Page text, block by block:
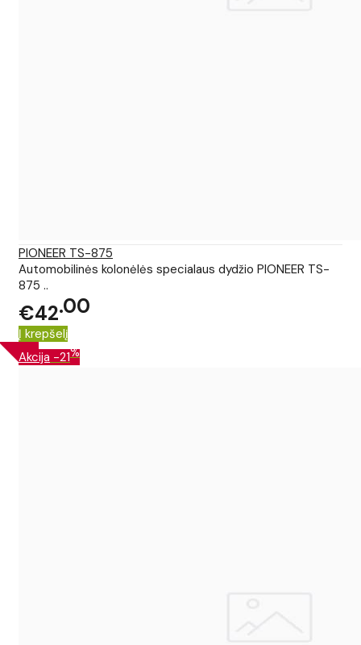
PIONEER TS-875
Automobilinės kolonėlės specialaus dydžio PIONEER TS-
875 ..
€42 00
Į krepšelį
Akcija -21%